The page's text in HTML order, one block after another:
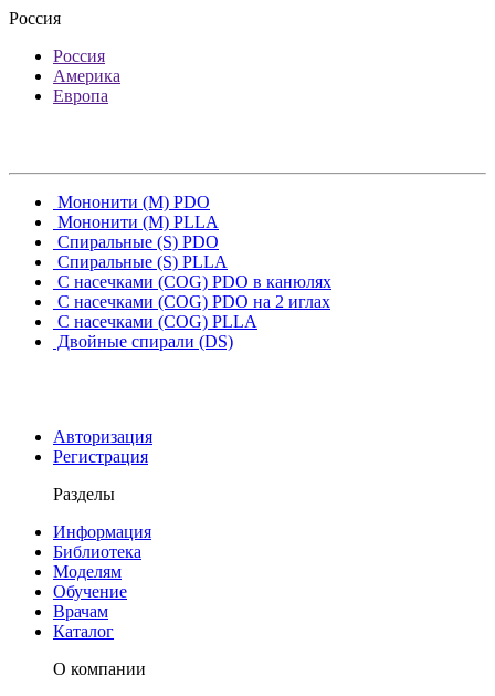
Россия
Россия
Америка
Европа
Мононити (M) PDO
Мононити (M) PLLA
Спиральные (S) PDO
Спиральные (S) PLLA
С насечками (COG) PDO в канюлях
С насечками (COG) PDO на 2 иглах
С насечками (COG) PLLA
Двойные спирали (DS)
Авторизация
Регистрация
Разделы
Информация
Библиотека
Моделям
Обучение
Врачам
Каталог
О компании